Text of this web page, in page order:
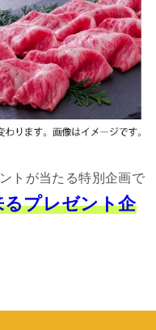
トが当たる特別企画で
るプレゼント企